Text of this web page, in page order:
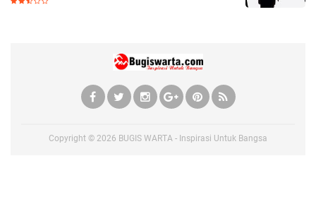
Copyright © 2026 BUGIS WARTA - Inspirasi Untuk Bangsa